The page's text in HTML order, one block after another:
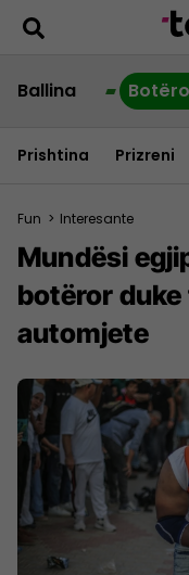
Ballina
Prishtina Prizreni
Fun > Interesante
Mundësi
botëror
automjete